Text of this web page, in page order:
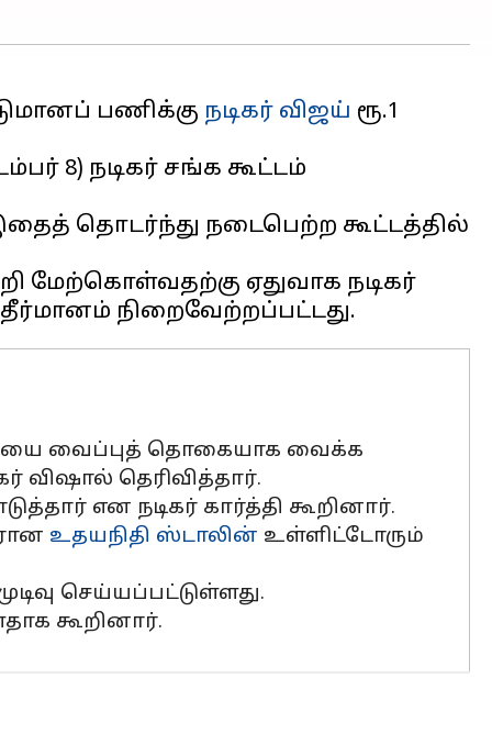
பணிக்கு நடிகர் விஜய் ரூ.1
8) நடிகர் சங்க கூட்டம்
தொடர்ந்து நடைபெற்ற கூட்டத்தில்
மேற்கொள்வதற்கு ஏதுவாக நடிகர்
வைப்புத் தொகையாக வைக்க
விஷால் தெரிவித்தார்.
என நடிகர் கார்த்தி கூறினார்.
உதயநிதி ஸ்டாலின் உள்ளிட்டோரும்
செய்யப்பட்டுள்ளது.
கூறினார்.